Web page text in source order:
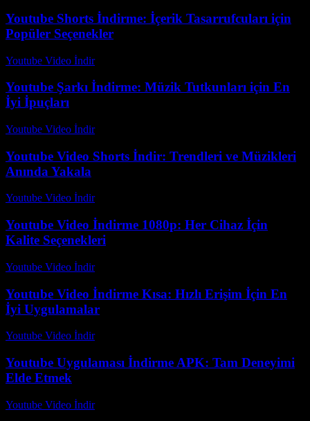
Youtube Shorts İndirme: İçerik Tasarrufcuları için
Popüler Seçenekler
Youtube Video İndir-
Youtube Şarkı İndirme: Müzik Tutkunları için En
İyi İpuçları
Youtube Video İndir-
Youtube Video Shorts İndir: Trendleri ve Müzikleri
Anında Yakala
Youtube Video İndir-
Youtube Video İndirme 1080p: Her Cihaz İçin
Kalite Seçenekleri
Youtube Video İndir-
Youtube Video İndirme Kısa: Hızlı Erişim İçin En
İyi Uygulamalar
Youtube Video İndir-
Youtube Uygulaması İndirme APK: Tam Deneyimi
Elde Etmek
Youtube Video İndir-